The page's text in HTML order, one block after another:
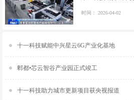
时间： 2026-04-02
十一科技赋能中兴星云6G产业化基地
郫都•芯云智谷产业园正式竣工
十一科技助力城市更新项目获央视报道